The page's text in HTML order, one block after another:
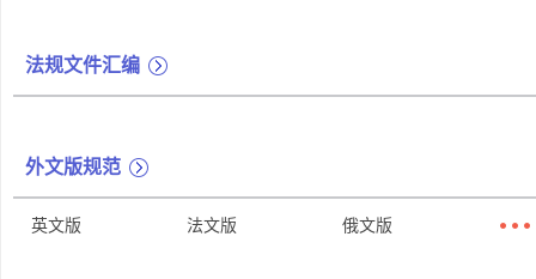
法规文件汇编
外文版规范
英文版 法文版 俄文版